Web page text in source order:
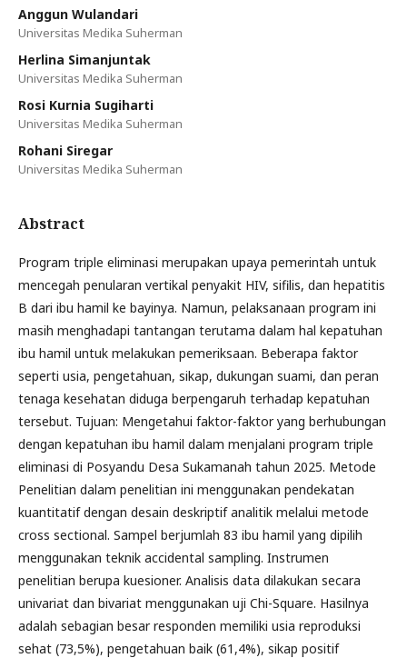
Anggun Wulandari
Universitas Medika Suherman
Herlina Simanjuntak
Universitas Medika Suherman
Rosi Kurnia Sugiharti
Universitas Medika Suherman
Rohani Siregar
Universitas Medika Suherman
Abstract
Program triple eliminasi merupakan upaya pemerintah untuk
mencegah penularan vertikal penyakit HIV, sifilis, dan hepatitis
B dari ibu hamil ke bayinya. Namun, pelaksanaan program ini
masih menghadapi tantangan terutama dalam hal kepatuhan
ibu hamil untuk melakukan pemeriksaan. Beberapa faktor
seperti usia, pengetahuan, sikap, dukungan suami, dan peran
tenaga kesehatan diduga berpengaruh terhadap kepatuhan
tersebut. Tujuan: Mengetahui faktor-faktor yang berhubungan
dengan kepatuhan ibu hamil dalam menjalani program triple
eliminasi di Posyandu Desa Sukamanah tahun 2025. Metode
Penelitian dalam penelitian ini menggunakan pendekatan
kuantitatif dengan desain deskriptif analitik melalui metode
cross sectional. Sampel berjumlah 83 ibu hamil yang dipilih
menggunakan teknik accidental sampling. Instrumen
penelitian berupa kuesioner. Analisis data dilakukan secara
univariat dan bivariat menggunakan uji Chi-Square. Hasilnya
adalah sebagian besar responden memiliki usia reproduksi
sehat (73,5%), pengetahuan baik (61,4%), sikap positif